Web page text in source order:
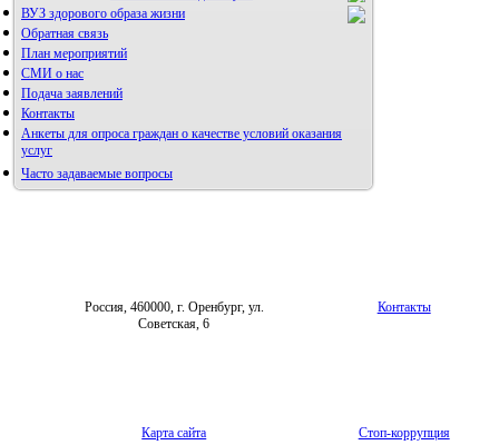
Редакция журнала
ВУЗ здорового образа жизни
Фотогалерея
Обратная связь
План мероприятий
СМИ о нас
Подача заявлений
Контакты
Анкеты для опроса граждан о качестве условий оказания
услуг
Часто задаваемые вопросы
Россия, 460000, г. Оренбург, ул.
Советская, 6
Контакты
Карта сайта Стоп-коррупция